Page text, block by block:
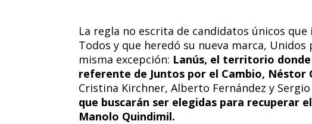
La regla no escrita de candidatos únicos
Todos y que heredó su nueva marca,
misma excepción: Lanús, el territorio
referente de Juntos por el Cambio, Néstor
Cristina Kirchner, Alberto Fernández y Sergio
que buscarán ser elegidas para recuperar
Manolo Quindimil.